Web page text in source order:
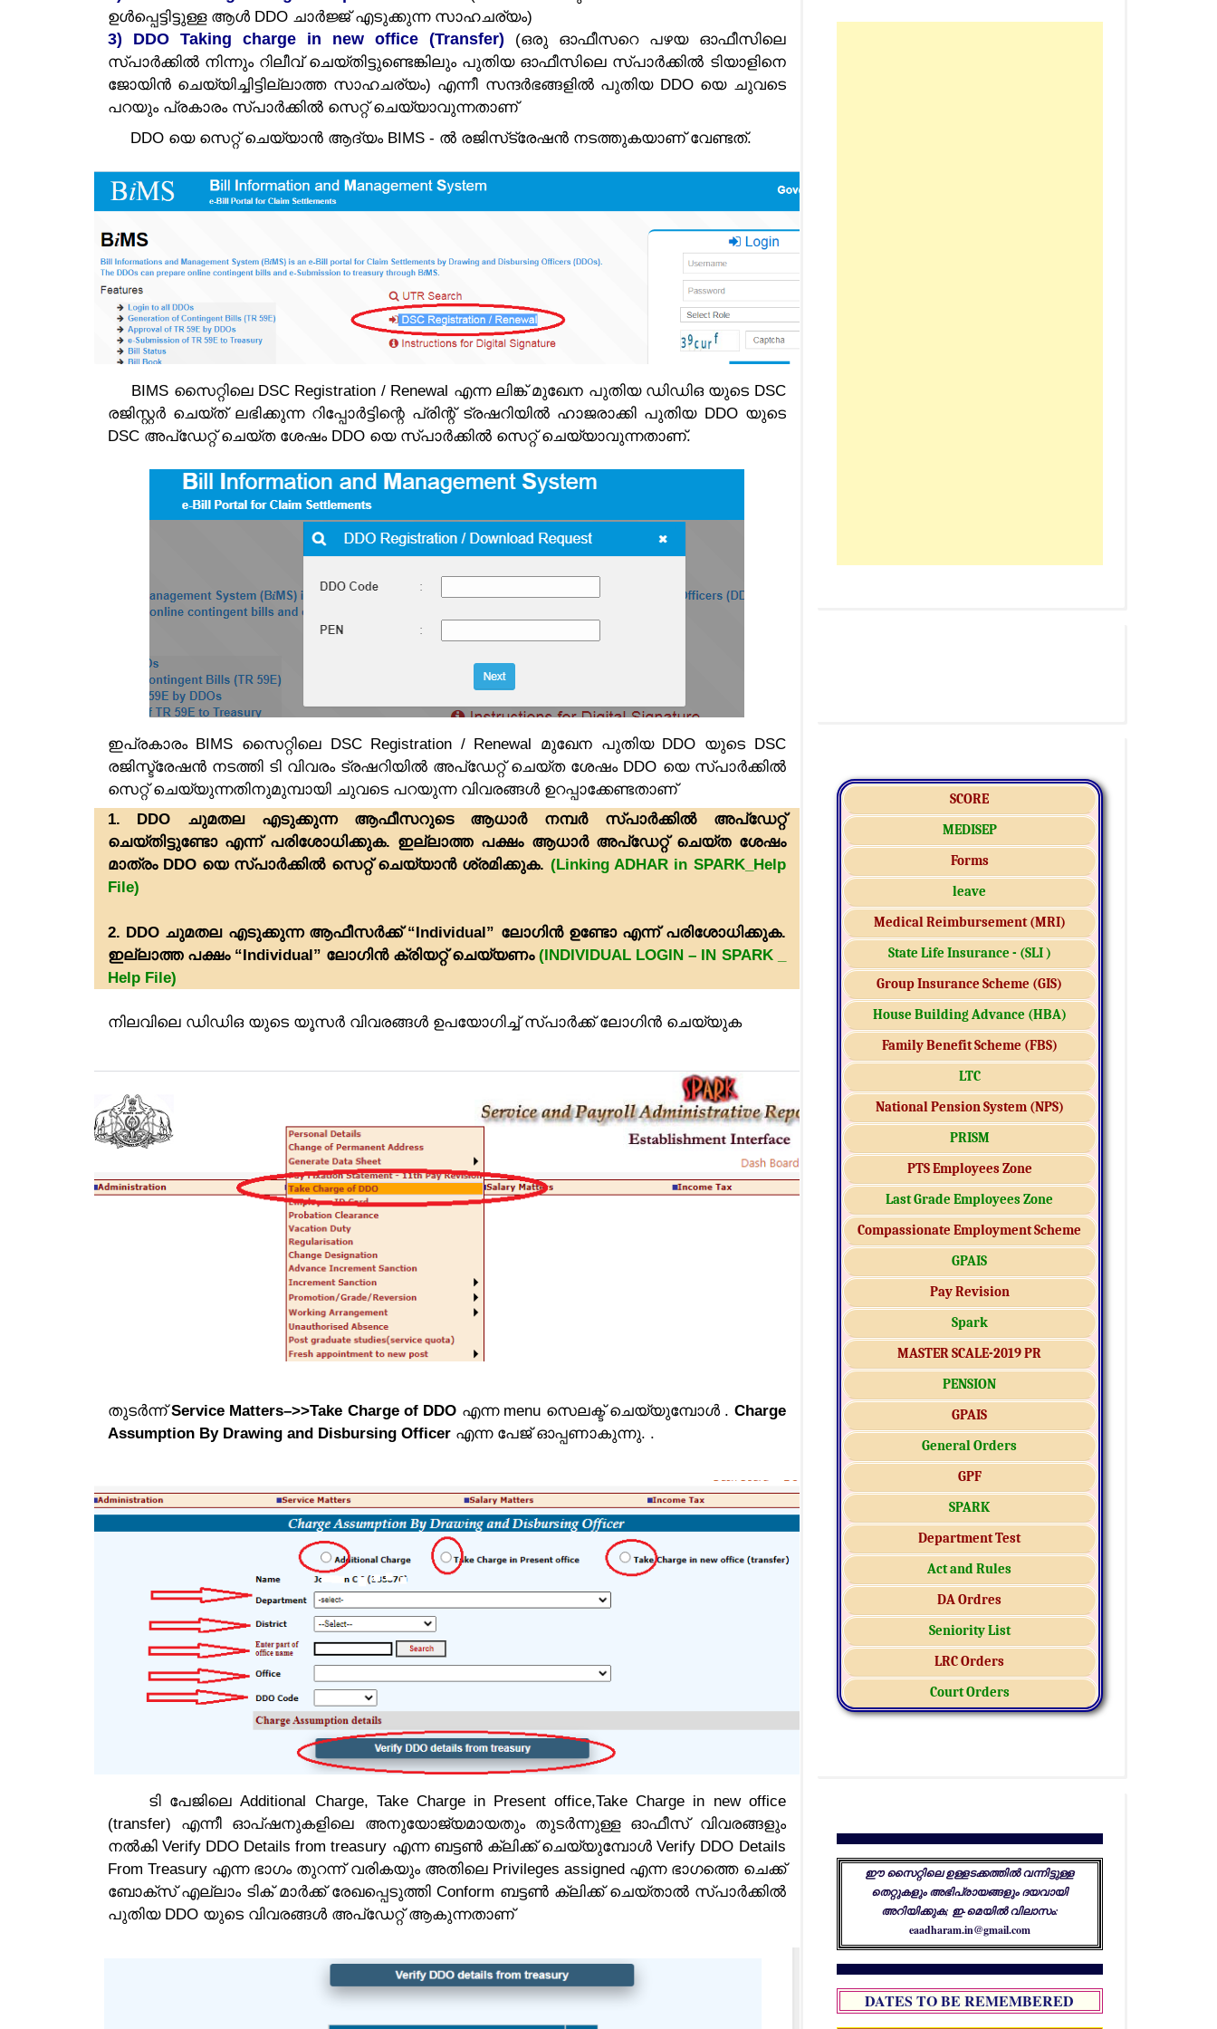
ഉൾപ്പെട്ടിട്ടുള്ള ആൾ DDO ചാർജ്ജ് എടുക്കുന്ന സാഹചര്യം)
3) DDO Taking charge in new office (Transfer) (ഒരു ഓഫീസറെ പഴയ ഓഫീസിലെ
സ്പാർക്കിൽ നിന്നും റിലീവ് ചെയ്തിട്ടുണ്ടെങ്കിലും പുതിയ ഓഫീസിലെ സ്പാർക്കിൽ ടിയാളിനെ
ജോയിൻ ചെയ്യിച്ചിട്ടില്ലാത്ത സാഹചര്യം) എന്നീ സന്ദർഭങ്ങളിൽ പുതിയ DDO യെ ചുവടെ
പറയും പ്രകാരം സ്പാർക്കിൽ സെറ്റ് ചെയ്യാവുന്നതാണ്
DDO യെ സെറ്റ് ചെയ്യാൻ ആദ്യം BIMS - ൽ രജിസ്‌ട്രേഷൻ നടത്തുകയാണ് വേണ്ടത്.
BIMS സൈറ്റിലെ DSC Registration / Renewal എന്ന ലിങ്ക് മുഖേന പുതിയ ഡിഡിഒ യുടെ DSC
രജിസ്റ്റർ ചെയ്ത് ലഭിക്കുന്ന റിപ്പോർട്ടിന്റെ പ്രിന്റ് ട്രഷറിയിൽ ഹാജരാക്കി പുതിയ DDO യുടെ
DSC അപ്ഡേറ്റ് ചെയ്ത ശേഷം DDO യെ സ്പാർക്കിൽ സെറ്റ് ചെയ്യാവുന്നതാണ്.
ഇപ്രകാരം BIMS സൈറ്റിലെ DSC Registration / Renewal മുഖേന പുതിയ DDO യുടെ DSC
രജിസ്ട്രേഷൻ നടത്തി ടി വിവരം ട്രഷറിയിൽ അപ്ഡേറ്റ് ചെയ്ത ശേഷം DDO യെ സ്പാർക്കിൽ
സെറ്റ് ചെയ്യുന്നതിനുമുമ്പായി ചുവടെ പറയുന്ന വിവരങ്ങൾ ഉറപ്പാക്കേണ്ടതാണ്
1. DDO ചുമതല എടുക്കുന്ന ആഫീസറുടെ ആധാർ നമ്പർ സ്പാർക്കിൽ അപ്ഡേറ്റ്
ചെയ്തിട്ടുണ്ടോ എന്ന് പരിശോധിക്കുക. ഇല്ലാത്ത പക്ഷം ആധാർ അപ്ഡേറ്റ് ചെയ്ത ശേഷം
മാത്രം DDO യെ സ്പാർക്കിൽ സെറ്റ് ചെയ്യാൻ ശ്രമിക്കുക. (Linking ADHAR in SPARK_Help
File)
2. DDO ചുമതല എടുക്കുന്ന ആഫീസർക്ക് “Individual” ലോഗിൻ ഉണ്ടോ എന്ന് പരിശോധിക്കുക.
ഇല്ലാത്ത പക്ഷം “Individual” ലോഗിൻ ക്രിയറ്റ് ചെയ്യണം(INDIVIDUAL LOGIN – IN SPARK _
Help File)
നിലവിലെ ഡിഡിഒ യുടെ യൂസർ വിവരങ്ങൾ ഉപയോഗിച്ച് സ്പാർക്ക് ലോഗിൻ ചെയ്യുക
തുടർന്ന്Service Matters–>>Take Charge of DDO എന്ന menu സെലക്ട് ചെയ്യുമ്പോൾ . Charge
Assumption By Drawing and Disbursing Officerഎന്ന പേജ് ഓപ്പണാകുന്നു. .
ടി പേജിലെ Additional Charge, Take Charge in Present office,Take Charge in new office
(transfer) എന്നീ ഓപ്ഷനുകളിലെ അനുയോജ്യമായതും തുടർന്നുള്ള ഓഫീസ് വിവരങ്ങളും
നൽകി Verify DDO Details from treasury എന്ന ബട്ടൺ ക്ലിക്ക് ചെയ്യുമ്പോൾ Verify DDO Details
From Treasury എന്ന ഭാഗം തുറന്ന് വരികയും അതിലെ Privileges assigned എന്ന ഭാഗത്തെ ചെക്ക്
ബോക്സ് എല്ലാം ടിക് മാർക്ക് രേഖപ്പെടുത്തി Conform ബട്ടൺ ക്ലിക്ക് ചെയ്താൽ സ്പാർക്കിൽ
പുതിയ DDO യുടെ വിവരങ്ങൾ അപ്ഡേറ്റ് ആകുന്നതാണ്
SCORE
MEDISEP
Forms
leave
Medical Reimbursement (MRI)
State Life Insurance - (SLI )
Group Insurance Scheme (GIS)
House Building Advance (HBA)
Family Benefit Scheme (FBS)
LTC
National Pension System (NPS)
PRISM
PTS Employees Zone
Last Grade Employees Zone
Compassionate Employment Scheme
GPAIS
Pay Revision
Spark
MASTER SCALE-2019 PR
PENSION
GPAIS
General Orders
GPF
SPARK
Department Test
Act and Rules
DA Ordres
Seniority List
LRC Orders
Court Orders
ഈ സൈറ്റിലെ ഉള്ളടക്കത്തിൽ വന്നിട്ടുള്ള
തെറ്റുകളും അഭിപ്രായങ്ങളും ദയവായി
അറിയിക്കുക; ഇ-മെയിൽ വിലാസം:
eaadharam.in@gmail.com
DATES TO BE REMEMBERED